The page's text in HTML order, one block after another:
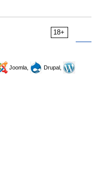
18+
Joomla,
Drupal,